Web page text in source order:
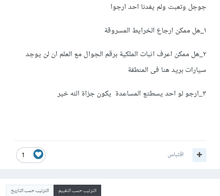
جوجل وتعبت ولم يفدنا احد ارجوا
٢_هل ممكن اعرف اثبات الملكية برقم الجوال مع العلم ان لن يوجد
سيارات بريد هنا فى المنطقة
٣_ارجو لو احد يسطتع المساعدة يكون جزاة الله خير
1 اقتباس
الترتيب حسب التقييم الترتيب حسب التاريخ